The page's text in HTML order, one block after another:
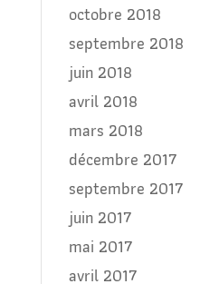
octobre 2018
septembre 2018
juin 2018
avril 2018
mars 2018
décembre 2017
septembre 2017
juin 2017
mai 2017
avril 2017